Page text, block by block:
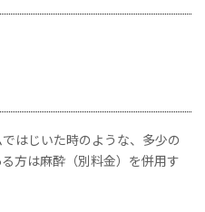
はじいた時のような、多少の
方は麻酔（別料金）を併用す